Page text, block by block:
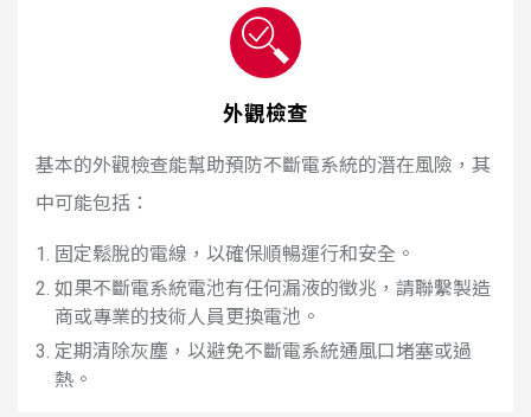
外觀檢查
基本的外觀檢查能幫助預防不斷電系統的潛在風險，其
中可能包括：
1. 固定鬆脫的電線，以確保順暢運行和安全。
2. 如果不斷電系統電池有任何漏液的徵兆，請聯繫製造
商或專業的技術人員更換電池。
3. 定期清除灰塵，以避免不斷電系統通風口堵塞或過
熱。